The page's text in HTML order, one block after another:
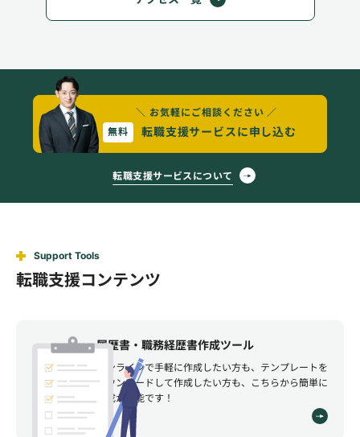
＼ お気軽にご相談ください ／
無料
転職支援サービスに申し込む
転職支援サービスについて
Support Tools
転職支援コンテンツ
履歴書・職務経歴書作成ツール
オンラインで手軽に作成したい方も、テンプレートを
ダウンロードして作成したい方も、こちらから簡単に
作成が可能です！